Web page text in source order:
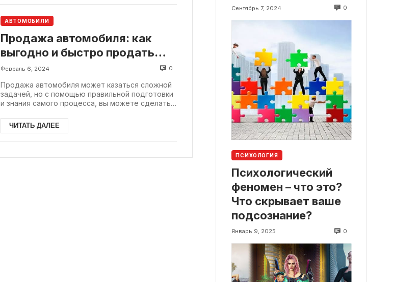
АВТОМОБИЛИ
Продажа автомобиля: как
выгодно и быстро продать
авто. ТОП советов
Февраль 6, 2024 0
Продажа автомобиля может казаться сложной
задачей, но с помощью правильной подготовки
и знания самого процесса, вы можете сделать
ЧИТАТЬ ДАЛЕЕ
Сентябрь 7, 2024 0
ПСИХОЛОГИЯ
Психологический
феномен – что это?
Что скрывает ваше
подсознание?
Январь 9, 2025 0